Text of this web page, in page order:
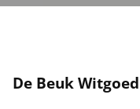
De Beuk